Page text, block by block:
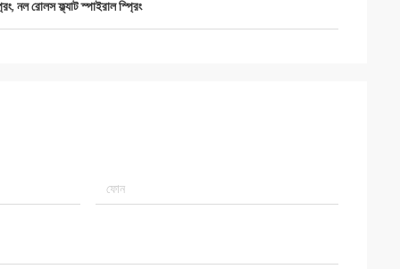
, নল রোলস ফ্ল্যাট স্পাইরাল স্প্রিং